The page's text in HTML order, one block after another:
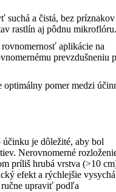
suchá a čistá, bez príznakov
rastlín aj pôdnu mikroflóru.
aplikácie na
prevzdušneniu
optimálny pomer medzi
je dôležité, aby bol
Nerovnomerné
príliš hrubá vrstva (>10
efekt a rýchlejšie
upraviť podľa